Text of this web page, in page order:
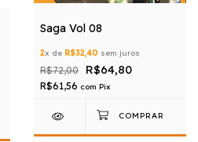
Saga Vol 08
2x de R$32,40 sem juros
R$72,00 R$64,80
R$61,56 com Pix